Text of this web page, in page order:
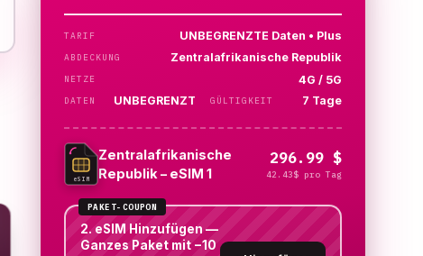
TARIF UNBEGRENZTE Daten • Plus
ABDECKUNG Zentralafrikanische Republik
NETZE 4G / 5G
DATEN UNBEGRENZT GÜLTIGKEIT 7 Tage
eSIM
Zentralafrikanische
Republik – eSIM 1
296.99 $
42.43$ pro Tag
PAKET-COUPON
2. eSIM Hinzufügen —
Ganzes Paket mit −10